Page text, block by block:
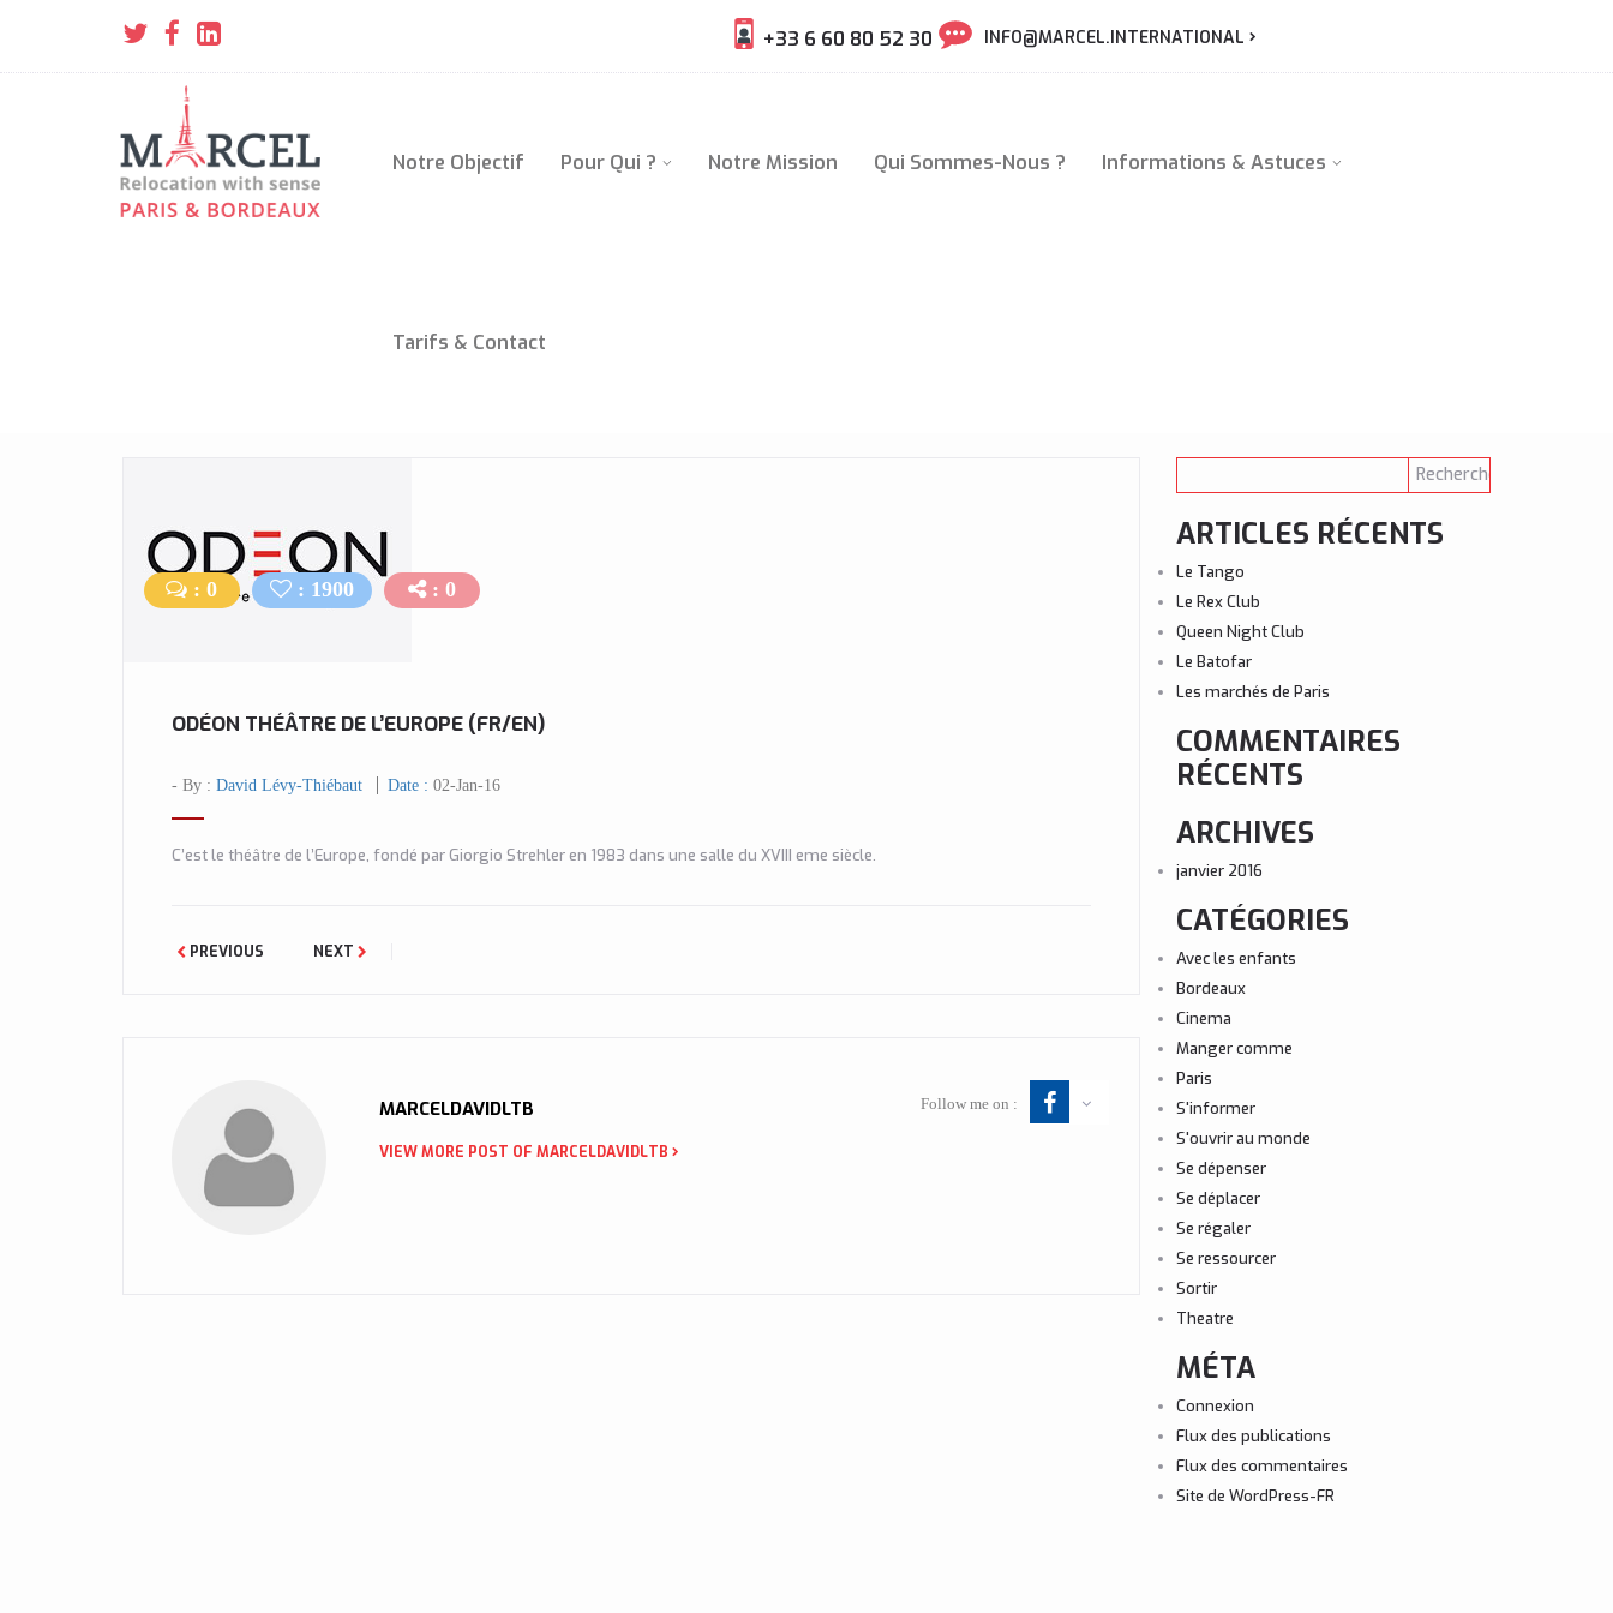
+33 6 60 80 52 30 INFO@MARCEL.INTERNATIONAL
Notre Objectif Pour Qui ? Notre Mission Qui Sommes-Nous ? Informations & Astuces
Tarifs & Contact
: 0 : 1900 : 0
ODÉON THÉÂTRE DE L’EUROPE (FR/EN)
- By : David Lévy-Thiébaut Date : 02-Jan-16
C’est le théâtre de l’Europe, fondé par Giorgio Strehler en 1983 dans une salle du XVIII eme siècle.
PREVIOUS NEXT
MARCELDAVIDLTB Follow me on :
VIEW MORE POST OF MARCELDAVIDLTB
ARTICLES RÉCENTS
Le Tango
Le Rex Club
Queen Night Club
Le Batofar
Les marchés de Paris
COMMENTAIRES
RÉCENTS
ARCHIVES
janvier 2016
CATÉGORIES
Avec les enfants
Bordeaux
Cinema
Manger comme
Paris
S'informer
S'ouvrir au monde
Se dépenser
Se déplacer
Se régaler
Se ressourcer
Sortir
Theatre
MÉTA
Connexion
Flux des publications
Flux des commentaires
Site de WordPress-FR